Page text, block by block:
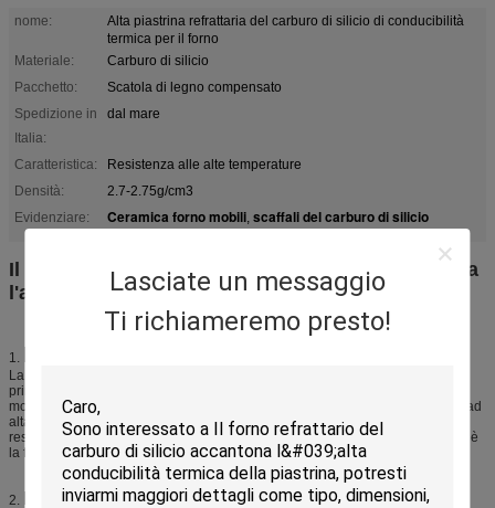
Lasciate un messaggio
Ti richiameremo presto!
nome:
Alta piastrina refrattaria del carburo di silicio di conducibilità
termica per il forno
Materiale:
Carburo di silicio
Pacchetto:
Scatola di legno compensato
Spedizione in
Italia:
dal mare
Caratteristica:
Resistenza alle alte temperature
Densità:
2.7-2.75g/cm3
Evidenziare:
Ceramica forno mobili, scaffali del carburo di silicio
Il forno refrattario del carburo di silicio accantona
l'alta conducibilità termica della piastrina
1. Descrizione
La nostra società produce il carburo di silicio usato prodotti come materiale
principale, su richiesta, con i vari additivi della polvere, con la miscelazione,
modanatura, l'essiccazione, che è caratterizzata da resistenza alla flessione ad
alta temperatura, la stabilità dello shock termico, l'alta conducibilità termica,
resistenza all'usura, proprietà anticorrosive di vari vantaggi quale l'atmosfera è
la fornace industriale di energia ideale.
2. Il forno del carburo di silicio